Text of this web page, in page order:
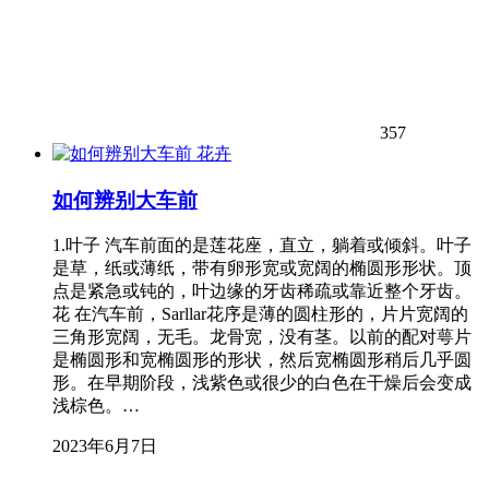
357
花卉
如何辨别大车前
1.叶子 汽车前面的是莲花座，直立，躺着或倾斜。叶子
是草，纸或薄纸，带有卵形宽或宽阔的椭圆形形状。顶
点是紧急或钝的，叶边缘的牙齿稀疏或靠近整个牙齿。
花 在汽车前，Sarllar花序是薄的圆柱形的，片片宽阔的
三角形宽阔，无毛。龙骨宽，没有茎。以前的配对萼片
是椭圆形和宽椭圆形的形状，然后宽椭圆形稍后几乎圆
形。在早期阶段，浅紫色或很少的白色在干燥后会变成
浅棕色。…
2023年6月7日